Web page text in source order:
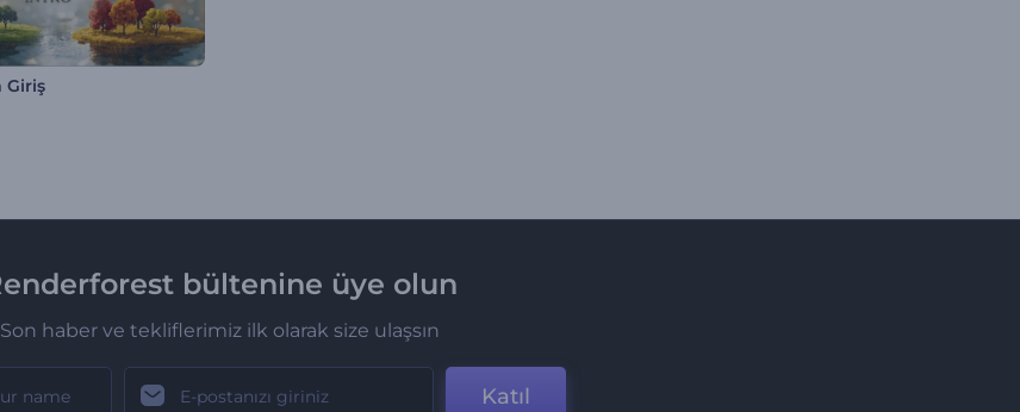
Giriş
bültenine üye olun
Son haber ve tekliflerimiz ilk olarak size ulaşsın
Katıl